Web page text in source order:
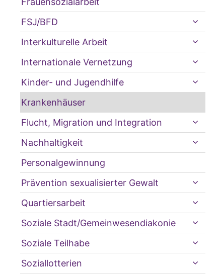
FSJ/BFD
Interkulturelle Arbeit
Internationale Vernetzung
Kinder- und Jugendhilfe
Krankenhäuser
Flucht, Migration und Integration
Nachhaltigkeit
Personalgewinnung
Prävention sexualisierter Gewalt
Quartiersarbeit
Soziale Stadt/Gemeinwesendiakonie
Soziale Teilhabe
Soziallotterien